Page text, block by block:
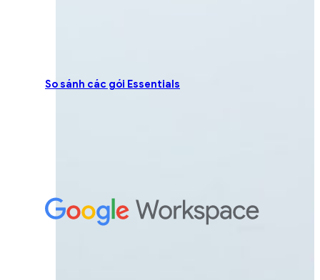
So sánh các gói Essentials